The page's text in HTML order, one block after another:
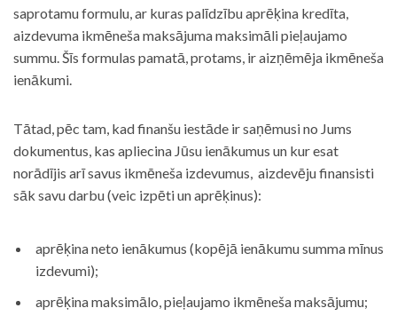
saprotamu formulu, ar kuras palīdzību aprēķina kredīta,
aizdevuma ikmēneša maksājuma maksimāli pieļaujamo
summu. Šīs formulas pamatā, protams, ir aizņēmēja ikmēneša
ienākumi.
Tātad, pēc tam, kad finanšu iestāde ir saņēmusi no Jums
dokumentus, kas apliecina Jūsu ienākumus un kur esat
norādījis arī savus ikmēneša izdevumus, aizdevēju finansisti
sāk savu darbu (veic izpēti un aprēķinus):
aprēķina neto ienākumus (kopējā ienākumu summa mīnus
izdevumi);
aprēķina maksimālo, pieļaujamo ikmēneša maksājumu;